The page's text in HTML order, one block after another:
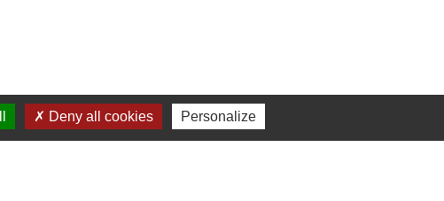
Deny all cookies Personalize